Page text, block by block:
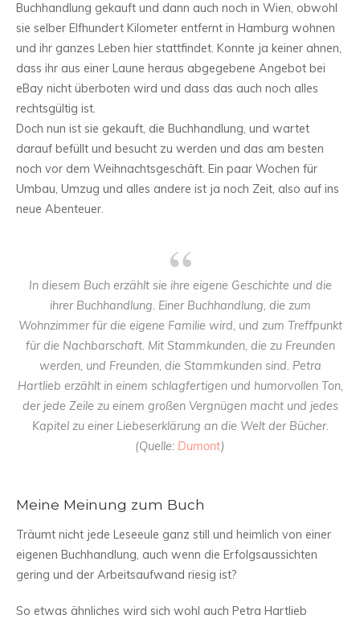
Buchhandlung gekauft und dann auch noch in Wien, obwohl
sie selber Elfhundert Kilometer entfernt in Hamburg wohnen
und ihr ganzes Leben hier stattfindet. Konnte ja keiner ahnen,
dass ihr aus einer Laune heraus abgegebene Angebot bei
eBay nicht überboten wird und dass das auch noch alles
rechtsgültig ist.
Doch nun ist sie gekauft, die Buchhandlung, und wartet
darauf befüllt und besucht zu werden und das am besten
noch vor dem Weihnachtsgeschäft. Ein paar Wochen für
Umbau, Umzug und alles andere ist ja noch Zeit, also auf ins
neue Abenteuer.
In diesem Buch erzählt sie ihre eigene Geschichte und die
ihrer Buchhandlung. Einer Buchhandlung, die zum
Wohnzimmer für die eigene Familie wird, und zum Treffpunkt
für die Nachbarschaft. Mit Stammkunden, die zu Freunden
werden, und Freunden, die Stammkunden sind. Petra
Hartlieb erzählt in einem schlagfertigen und humorvollen Ton,
der jede Zeile zu einem großen Vergnügen macht und jedes
Kapitel zu einer Liebeserklärung an die Welt der Bücher.
(Quelle: Dumont)
Meine Meinung zum Buch
Träumt nicht jede Leseeule ganz still und heimlich von einer
eigenen Buchhandlung, auch wenn die Erfolgsaussichten
gering und der Arbeitsaufwand riesig ist?
So etwas ähnliches wird sich wohl auch Petra Hartlieb